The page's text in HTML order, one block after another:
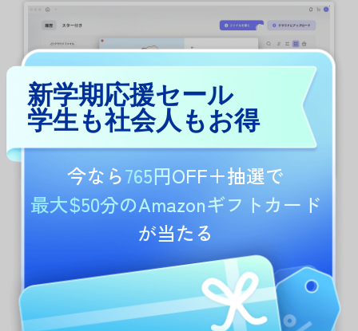
これで完了です！UPDFアカウントが作成されま
した。登録時に使用したメールアドレスでライ
センスを購入した場合、製品は自動的にアクテ
ィベートされます。
新学期応援セール
学生も社会人もお得
今なら765円OFF＋抽選で
最大$50分のAmazonギフトカード
が当たる